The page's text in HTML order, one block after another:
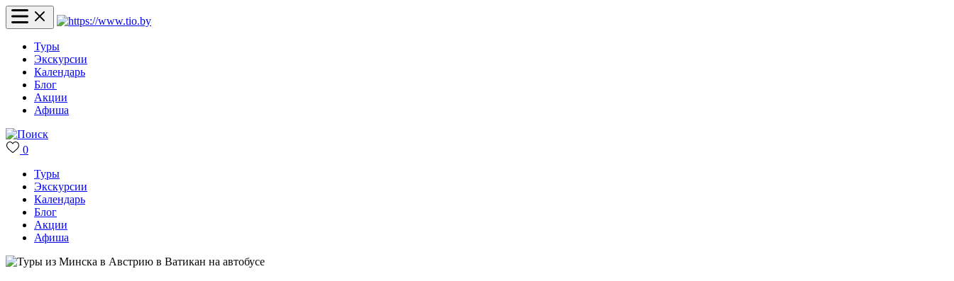
Туры
Экскурсии
Календарь
Блог
Акции
Афиша
0
Туры
Экскурсии
Календарь
Блог
Акции
Афиша